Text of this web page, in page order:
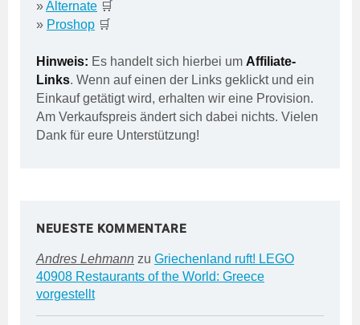
»Alternate 🛒
» Proshop 🛒
Hinweis: Es handelt sich hierbei um Affiliate-
Links. Wenn auf einen der Links geklickt und ein
Einkauf getätigt wird, erhalten wir eine Provision.
Am Verkaufspreis ändert sich dabei nichts. Vielen
Dank für eure Unterstützung!
NEUESTE KOMMENTARE
Andres Lehmann zu Griechenland ruft! LEGO
40908 Restaurants of the World: Greece
vorgestellt